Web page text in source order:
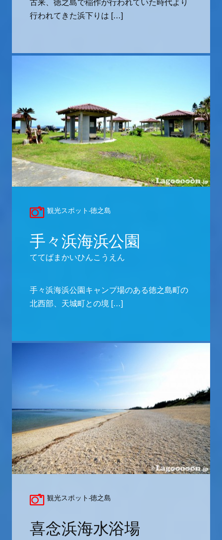
古来、徳之島で稲作が行われていた時代より
行われてきた浜下りは […]
観光スポット-徳之島
手々浜海浜公園
ててばまかいひんこうえん
手々浜海浜公園キャンプ場のある徳之島町の
北西部、天城町との境 […]
観光スポット-徳之島
喜念浜海水浴場